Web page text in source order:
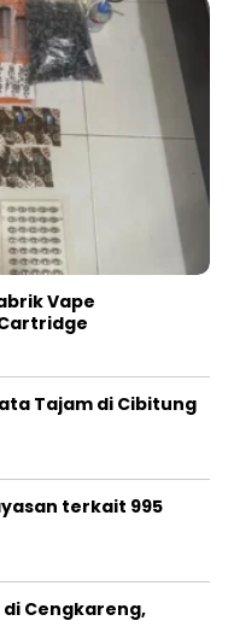
Vape
Tajam di Cibitung
terkait 995
di Cengkareng,